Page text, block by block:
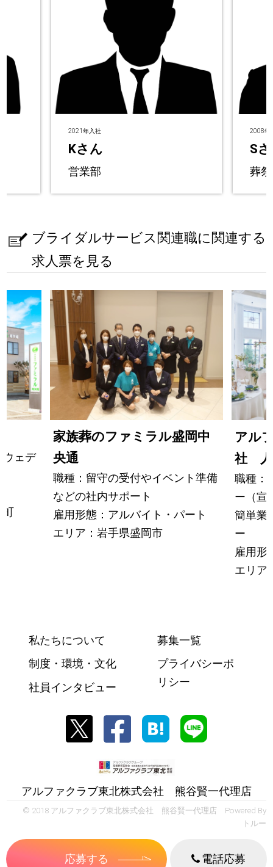
2021年入社
Kさん
営業部
2008年
S
葬
ブライダルサービス関連職に関連する
求人票を見る
ウェデ
町
家族葬のファミラル盛岡中
央通
職種：留守の受付やイベント準備
などの社内サポート
雇用形態：アルバイト・パート
エリア：岩手県盛岡市
アル
社 人
職種：
ー（宣
簡単業
ー
雇用形
エリア
応募する 電話応募
私たちについて
制度・環境・文化
社員インタビュー
募集一覧
プライバシーポ
リシー
アルファクラブ東北株式会社 熊谷賢一代理店
© 2018 アルファクラブ東北株式会社 熊谷賢一代理店 Powered By
トルー